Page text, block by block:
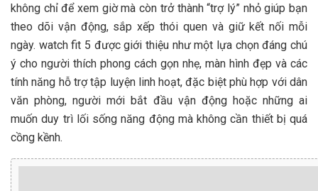
không chỉ để xem giờ mà còn trở thành “trợ lý” nhỏ giúp bạn
theo dõi vận động, sắp xếp thói quen và giữ kết nối mỗi
ngày. watch fit 5 được giới thiệu như một lựa chọn đáng chú
ý cho người thích phong cách gọn nhẹ, màn hình đẹp và các
tính năng hỗ trợ tập luyện linh hoạt, đặc biệt phù hợp với dân
văn phòng, người mới bắt đầu vận động hoặc những ai
muốn duy trì lối sống năng động mà không cần thiết bị quá
cồng kềnh.